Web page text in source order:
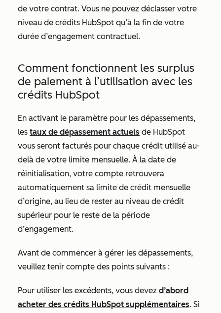
de votre contrat. Vous ne pouvez déclasser votre
niveau de crédits HubSpot qu’à la fin de votre
durée d’engagement contractuel.
Comment fonctionnent les surplus
de paiement à l’utilisation avec les
crédits HubSpot
En activant le paramètre pour les dépassements,
les taux de dépassement actuels de HubSpot
vous seront facturés pour chaque crédit utilisé au-
delà de votre limite mensuelle. À la date de
réinitialisation, votre compte retrouvera
automatiquement sa limite de crédit mensuelle
d’origine, au lieu de rester au niveau de crédit
supérieur pour le reste de la période
d’engagement.
Avant de commencer à gérer les dépassements,
veuillez tenir compte des points suivants :
Pour utiliser les excédents, vous devez d’abord
acheter des crédits HubSpot supplémentaires. Si